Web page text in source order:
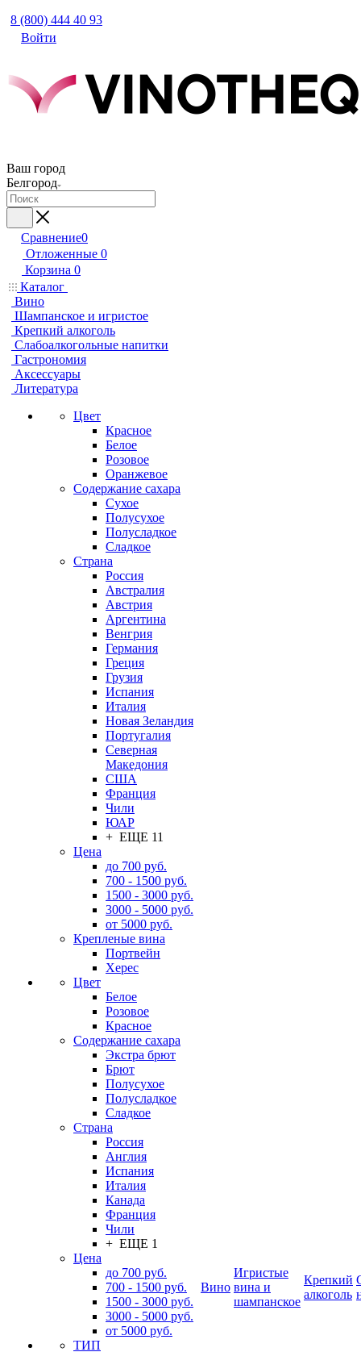
8 (800) 444 40 93
Войти
Ваш город
Белгород
Сравнение0
Отложенные 0
Корзина 0
Каталог
Вино
Шампанское и игристое
Крепкий алкоголь
Слабоалкогольные напитки
Гастрономия
Аксессуары
Литература
Цвет
Красное
Белое
Розовое
Оранжевое
Содержание сахара
Сухое
Полусухое
Полусладкое
Сладкое
Страна
Россия
Австралия
Австрия
Аргентина
Венгрия
Германия
Греция
Грузия
Испания
Италия
Новая Зеландия
Португалия
Северная
Македония
США
Франция
Чили
ЮАР
+ ЕЩЕ 11
Цена
до 700 руб.
700 - 1500 руб.
1500 - 3000 руб.
3000 - 5000 руб.
от 5000 руб.
Крепленые вина
Портвейн
Херес
Цвет
Белое
Розовое
Красное
Содержание сахара
Экстра брют
Брют
Полусухое
Полусладкое
Сладкое
Страна
Россия
Англия
Испания
Италия
Канада
Франция
Чили
+ ЕЩЕ 1
Цена
до 700 руб.
700 - 1500 руб.
1500 - 3000 руб.
3000 - 5000 руб.
от 5000 руб.
ТИП
Вино
Игристые
вина и
шампанское
Крепкий
алкоголь